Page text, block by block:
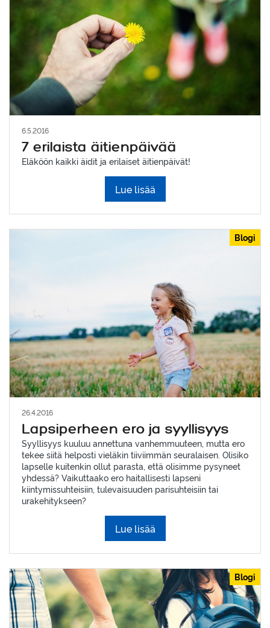
6.5.2016
7 erilaista äitienpäivää
Eläköön kaikki äidit ja erilaiset äitienpäivät!
Lue lisää
Blogi
26.4.2016
Lapsiperheen ero ja syyllisyys
Syyllisyys kuuluu annettuna vanhemmuuteen, mutta ero
tekee siitä helposti vieläkin tiiviimmän seuralaisen. Olisiko
lapselle kuitenkin ollut parasta, että olisimme pysyneet
yhdessä? Vaikuttaako ero haitallisesti lapseni
kiintymissuhteisiin, tulevaisuuden parisuhteisiin tai
urakehitykseen?
Lue lisää
Blogi